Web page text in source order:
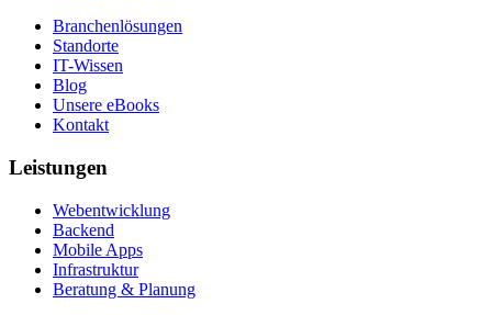
Branchenlösungen
Standorte
IT-Wissen
Blog
Unsere eBooks
Kontakt
Leistungen
Webentwicklung
Backend
Mobile Apps
Infrastruktur
Beratung & Planung